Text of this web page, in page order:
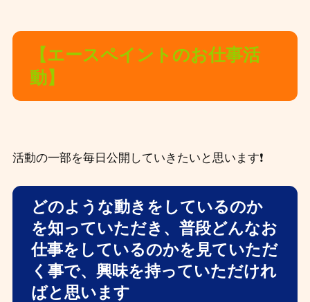
【エースペイントのお仕事活
動】
活動の一部を毎日公開していきたいと思います❗
どのような動きをしているのか
を知っていただき、 普段どんなお
仕事をしているのかを見ていただ
く事で、興味を持っていただけれ
ばと思います